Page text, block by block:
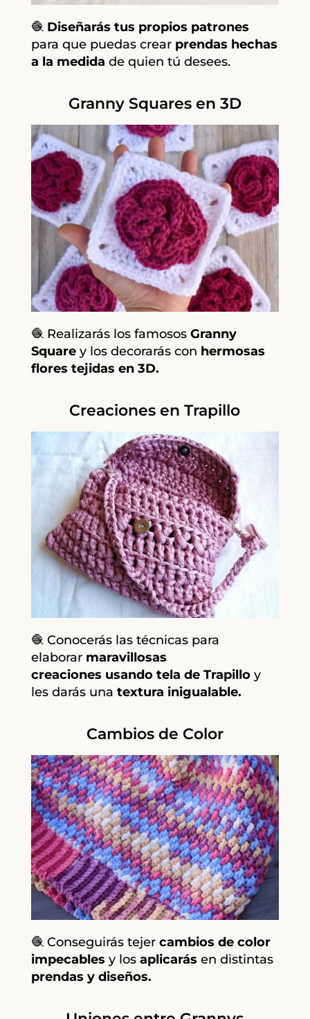
🧶 Diseñarás tus propios patrones
para que puedas crear prendas hechas
a la medida de quien tú desees.
Granny Squares en 3D
🧶 Realizarás los famosos Granny
Squarey los decorarás con hermosas
flores tejidas en 3D.
Creaciones en Trapillo
🧶 Conocerás las técnicas para
elaborar maravillosas
creaciones usando tela de Trapilloy
les darás una textura inigualable.
Cambios de Color
🧶 Conseguirás tejer cambios de color
impecables y los aplicarás en distintas
prendas y diseños.